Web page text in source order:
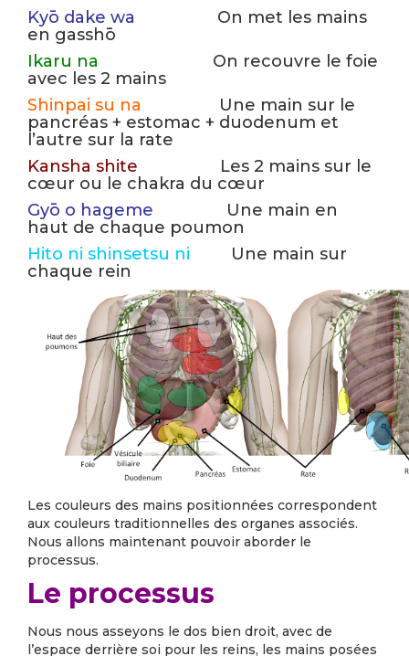
Kyō dake wa
On met les mains
en gasshō
Ikaru na
On recouvre le foie
avec les 2 mains
Shinpai su na
Une main sur le
pancréas + estomac + duodenum et
l’autre sur la rate
Kansha shite
Les 2 mains sur le
cœur ou le chakra du cœur
Gyō o hageme
Une main en
haut de chaque poumon
Hito ni shinsetsu ni
Une main sur
chaque rein
Les couleurs des mains positionnées correspondent
aux couleurs traditionnelles des organes associés.
Nous allons maintenant pouvoir aborder le
processus.
Le processus
Nous nous asseyons le dos bien droit, avec de
l’espace derrière soi pour les reins, les mains posées